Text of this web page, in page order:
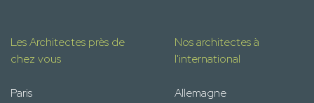
Les Architectes près de
chez vous
Paris
Nos architectes à
l'international
Allemagne